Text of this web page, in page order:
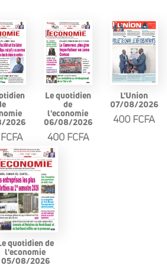
2026
Le quotidien
de
l'economie
06/08/2026
400 FCFA
L'Union
07/08/2026
400 FCFA
quotidien de
l'economie
05/08/2026